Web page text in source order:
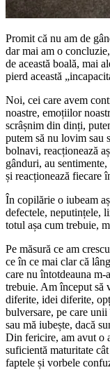
Promit că nu am de
dar mai am o
de această boală, mai
pierd această
Noi, cei care avem
noastre, emoțiilor
scrâșnim din dinți,
putem să nu lovim sau
bolnavi, reacționează
gânduri, au
și reacționează fiecare
În copilărie o iubeam
defectele, neputințele,
totul așa cum trebuie,
Pe măsură ce am
ce în ce mai clar că
care nu întotdeauna m-
trebuie. Am început să
diferite, idei diferite,
bulversare, pe care
sau mă iubește, dacă
Din fericire, am avut o
suficientă maturitate
faptele și vorbele